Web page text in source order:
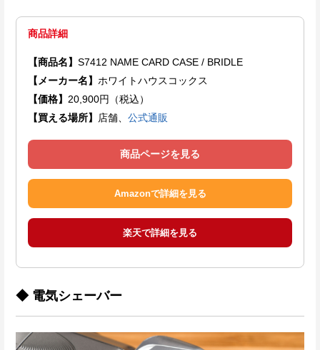
商品詳細
【商品名】 S7412 NAME CARD CASE / BRIDLE
【メーカー名】 ホワイトハウスコックス
【価格】 20,900円（税込）
【買える場所】 店舗、 公式通販
商品ページを見る
Amazonで詳細を見る
楽天で詳細を見る
◆ 電気シェーバー